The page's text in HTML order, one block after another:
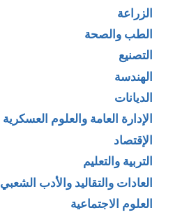
الزراعة
الطب والصحة
التصنيع
الهندسة
الديانات
الإدارة العامة والعلوم العسكرية
الإقتصاد
التربية والتعليم
العادات والتقاليد والأدب الشعبي
العلوم الاجتماعية